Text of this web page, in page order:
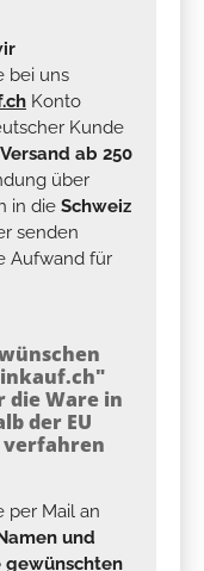
bei uns
Konto
Kunde
ab 250
über
in die Schweiz
senden
Aufwand für
die Ware in
der EU
verfahren
per Mail an
und
gewünschten